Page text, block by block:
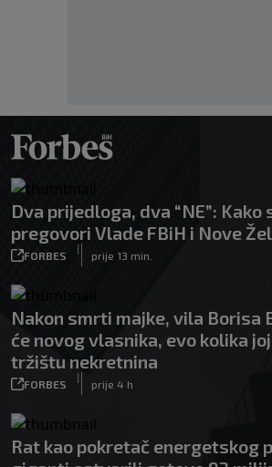
Dva prijedloga, dva “NE”: Kako
pregovori Vlade FBiH i Nove
FORBES
|
prije 13 min.
Nakon smrti majke, vila Borisa
će novog vlasnika, evo kolika
tržištu nekretnina
FORBES
|
prije 4 h
Rat kao pokretač energetskog